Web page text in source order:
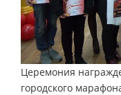
Церемония
городского